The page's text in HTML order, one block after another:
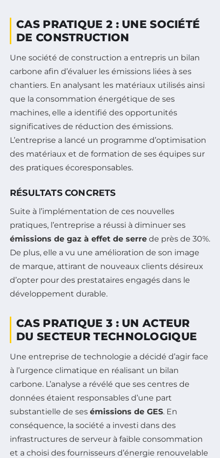
CAS PRATIQUE 2 : UNE SOCIÉTÉ
DE CONSTRUCTION
Une société de construction a entrepris un bilan
carbone afin d’évaluer les émissions liées à ses
chantiers. En analysant les matériaux utilisés ainsi
que la consommation énergétique de ses
machines, elle a identifié des opportunités
significatives de réduction des émissions.
L’entreprise a lancé un programme d’optimisation
des matériaux et de formation de ses équipes sur
des pratiques écoresponsables.
RÉSULTATS CONCRETS
Suite à l’implémentation de ces nouvelles
pratiques, l’entreprise a réussi à diminuer ses
émissions de gaz à effet de serre de près de 30%.
De plus, elle a vu une amélioration de son image
de marque, attirant de nouveaux clients désireux
d’opter pour des prestataires engagés dans le
développement durable.
CAS PRATIQUE 3 : UN ACTEUR
DU SECTEUR TECHNOLOGIQUE
Une entreprise de technologie a décidé d’agir face
à l’urgence climatique en réalisant un bilan
carbone. L’analyse a révélé que ses centres de
données étaient responsables d’une part
substantielle de ses émissions de GES. En
conséquence, la société a investi dans des
infrastructures de serveur à faible consommation
et a choisi des fournisseurs d’énergie renouvelable